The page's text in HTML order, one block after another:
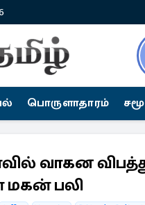
பொருளாதாரம்
வாகன
மகன் பலி